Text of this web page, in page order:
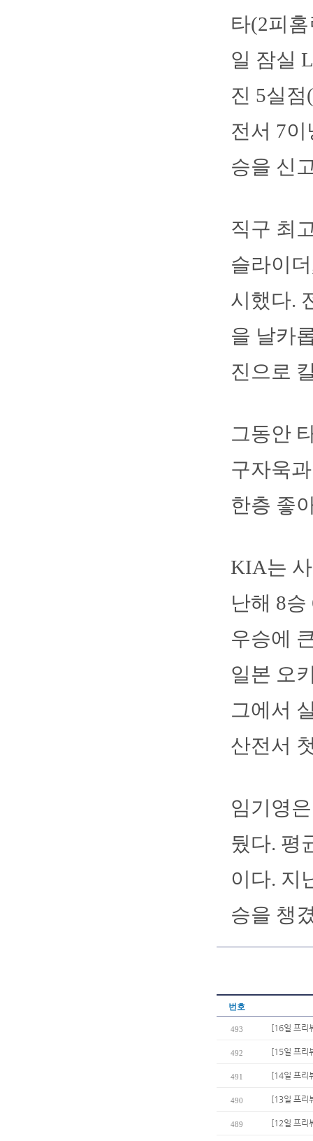
타(2피
일 잠실
진 5실
전서 7
승을 신
직구 최
슬라이
시했다.
을 날카
진으로
그동안
구자욱
한층 좋
KIA는
난해 8
우승에
일본 오
그에서
산전서
임기영
뒀다. 평
이다. 지
승을 챙
번호
493 [16일 프리
492 [15일 프리
491 [14일 프리
490 [13일 프리
489 [12일 프리